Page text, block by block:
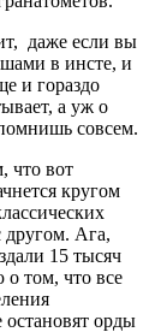
даже если вы
в инсте, и
и гораздо
а уж о
совсем.
что вот
кругом
другом. Ага,
15 тысяч
том, что все
орды